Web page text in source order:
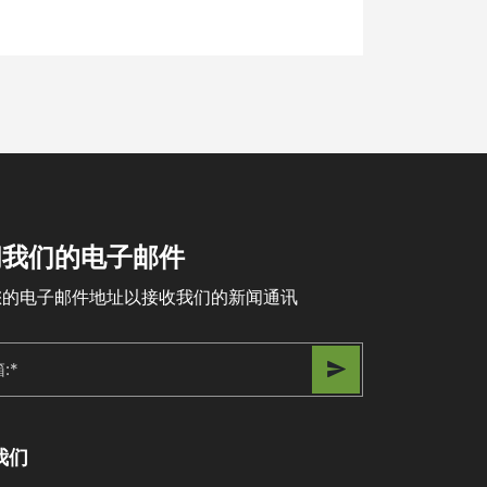
们的电子邮件
电子邮件地址以接收我们的新闻通讯
们